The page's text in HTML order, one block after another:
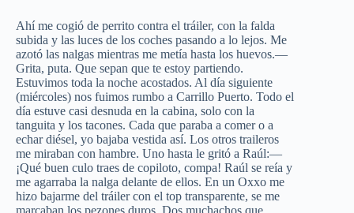
Ahí me cogió de perrito contra el tráiler, con la falda
subida y las luces de los coches pasando a lo lejos. Me
azotó las nalgas mientras me metía hasta los huevos.—
Grita, puta. Que sepan que te estoy partiendo.
Estuvimos toda la noche acostados. Al día siguiente
(miércoles) nos fuimos rumbo a Carrillo Puerto. Todo el
día estuve casi desnuda en la cabina, solo con la
tanguita y los tacones. Cada que paraba a comer o a
echar diésel, yo bajaba vestida así. Los otros traileros
me miraban con hambre. Uno hasta le gritó a Raúl:—
¡Qué buen culo traes de copiloto, compa! Raúl se reía y
me agarraba la nalga delante de ellos. En un Oxxo me
hizo bajarme del tráiler con el top transparente, se me
marcaban los pezones duros. Dos muchachos que